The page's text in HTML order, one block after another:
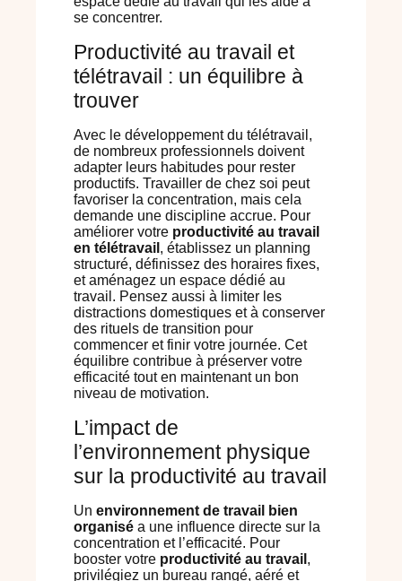
se concentrer.
Productivité au travail et
télétravail : un équilibre à
trouver
Avec le développement du télétravail,
de nombreux professionnels doivent
adapter leurs habitudes pour rester
productifs. Travailler de chez soi peut
favoriser la concentration, mais cela
demande une discipline accrue. Pour
améliorer votre productivité au travail
en télétravail , établissez un planning
structuré, définissez des horaires fixes,
et aménagez un espace dédié au
travail. Pensez aussi à limiter les
distractions domestiques et à conserver
des rituels de transition pour
commencer et finir votre journée. Cet
équilibre contribue à préserver votre
efficacité tout en maintenant un bon
niveau de motivation.
L’impact de
l’environnement physique
sur la productivité au travail
Un environnement de travail bien
organisé a une influence directe sur la
concentration et l’efficacité. Pour
booster votre productivité au travail ,
privilégiez un bureau rangé, aéré et